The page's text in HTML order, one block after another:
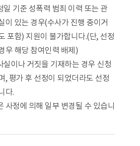
일 기준 성폭력 범죄 이력 또는 관
이 있는 경우(수사가 진행 중이거
포함) 지원이 불가합니다.(단, 선정
우 해당 참여인력 배제)
실이나 거짓을 기재하는 경우 신청
, 평가 후 선정이 되었더라도 선정
다.
사정에 의해 일부 변경될 수 있습니